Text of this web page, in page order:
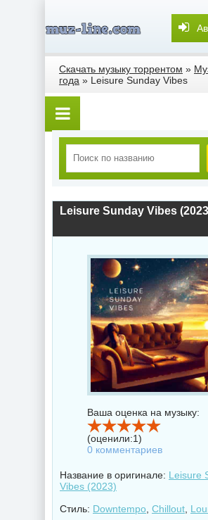
Скачать музыку торрентом »
года » Leisure Sunday Vibes
Ваша оценка на музыку:
(оценили:1)
0 комментариев
Название в оригинале: Leisure
Vibes (2023)
Стиль: Downtempo Chillout